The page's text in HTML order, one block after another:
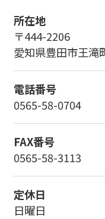
所在地
〒444-2206
愛知県豊田市王滝
電話番号
0565-58-0704
FAX番号
0565-58-3113
定休日
日曜日